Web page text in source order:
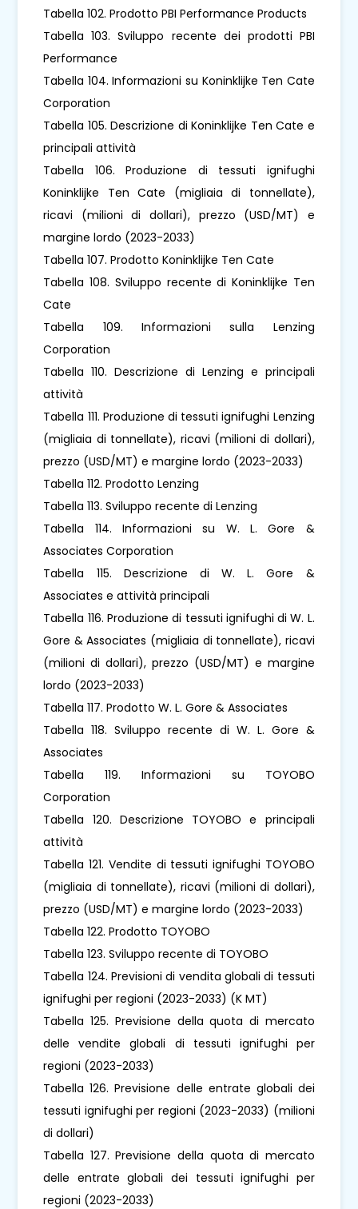
Tabella 102. Prodotto PBI Performance Products
Tabella 103. Sviluppo recente dei prodotti PBI
Performance
Tabella 104. Informazioni su Koninklijke Ten Cate
Corporation
Tabella 105. Descrizione di Koninklijke Ten Cate e
principali attività
Tabella 106. Produzione di tessuti ignifughi
Koninklijke Ten Cate (migliaia di tonnellate),
ricavi (milioni di dollari), prezzo (USD/MT) e
margine lordo (2023-2033)
Tabella 107. Prodotto Koninklijke Ten Cate
Tabella 108. Sviluppo recente di Koninklijke Ten
Cate
Tabella 109. Informazioni sulla Lenzing
Corporation
Tabella 110. Descrizione di Lenzing e principali
attività
Tabella 111. Produzione di tessuti ignifughi Lenzing
(migliaia di tonnellate), ricavi (milioni di dollari),
prezzo (USD/MT) e margine lordo (2023-2033)
Tabella 112. Prodotto Lenzing
Tabella 113. Sviluppo recente di Lenzing
Tabella 114. Informazioni su W. L. Gore &
Associates Corporation
Tabella 115. Descrizione di W. L. Gore &
Associates e attività principali
Tabella 116. Produzione di tessuti ignifughi di W. L.
Gore & Associates (migliaia di tonnellate), ricavi
(milioni di dollari), prezzo (USD/MT) e margine
lordo (2023-2033)
Tabella 117. Prodotto W. L. Gore & Associates
Tabella 118. Sviluppo recente di W. L. Gore &
Associates
Tabella 119. Informazioni su TOYOBO
Corporation
Tabella 120. Descrizione TOYOBO e principali
attività
Tabella 121. Vendite di tessuti ignifughi TOYOBO
(migliaia di tonnellate), ricavi (milioni di dollari),
prezzo (USD/MT) e margine lordo (2023-2033)
Tabella 122. Prodotto TOYOBO
Tabella 123. Sviluppo recente di TOYOBO
Tabella 124. Previsioni di vendita globali di tessuti
ignifughi per regioni (2023-2033) (K MT)
Tabella 125. Previsione della quota di mercato
delle vendite globali di tessuti ignifughi per
regioni (2023-2033)
Tabella 126. Previsione delle entrate globali dei
tessuti ignifughi per regioni (2023-2033) (milioni
di dollari)
Tabella 127. Previsione della quota di mercato
delle entrate globali dei tessuti ignifughi per
regioni (2023-2033)